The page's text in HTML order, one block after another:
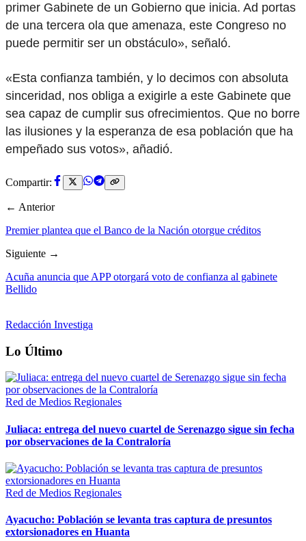
primer Gabinete de un Gobierno que inicia. Ad portas
de una tercera ola que amenaza, este Congreso no
puede permitir ser un obstáculo», señaló.
«Esta confianza también, y lo decimos con absoluta
sinceridad, nos obliga a exigirle a este Gabinete que
sea capaz de cumplir sus ofrecimientos. Que no borre
las ilusiones y la esperanza de esa población que ha
empeñado sus votos», añadió.
Compartir:
← Anterior
Premier plantea que el Banco de la Nación otorgue créditos
Siguiente →
Acuña anuncia que APP otorgará voto de confianza al gabinete
Bellido
Redacción Investiga
Lo Último
Red de Medios Regionales
Juliaca: entrega del nuevo cuartel de Serenazgo sigue sin fecha
por observaciones de la Contraloría
Red de Medios Regionales
Ayacucho: Población se levanta tras captura de presuntos
extorsionadores en Huanta